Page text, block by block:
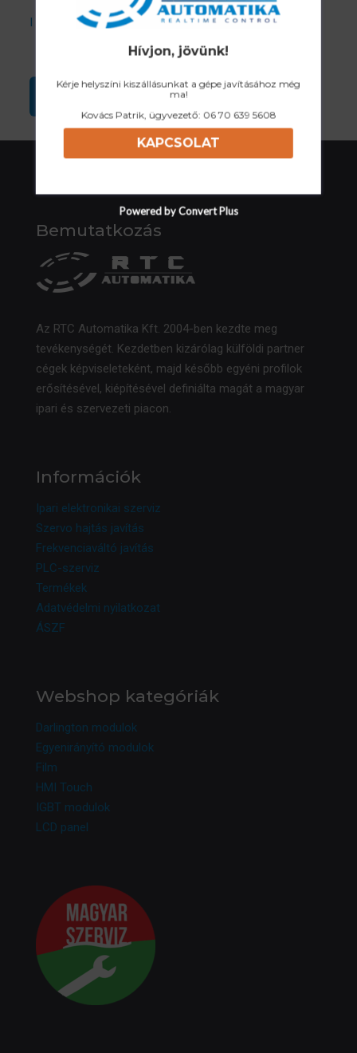
I accept the Privacy Policy
Bemutatkozás
Az RTC Automatika Kft. 2004-ben kezdte meg
tevékenységét. Kezdetben kizárólag külföldi partner
cégek képviseleteként, majd később egyéni profilok
erősítésével, kiépítésével definiálta magát a magyar
ipari és szervezeti piacon.
Információk
Ipari elektronikai szerviz
Szervo hajtás javítás
Frekvenciaváltó javítás
PLC-szerviz
Termékek
Adatvédelmi nyilatkozat
ÁSZF
Webshop kategóriák
Darlington modulok
Egyenirányító modulok
Film
HMI Touch
IGBT modulok
LCD panel
Hívjon, jövünk!
Kérje helyszíni kiszállásunkat a gépe javításához még
ma!
Kovács Patrik, ügyvezető: 06 70 639 5608
KAPCSOLAT
Powered by Convert Plus